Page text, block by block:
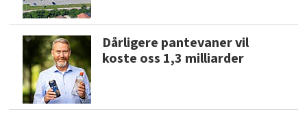
Dårligere pantevaner vil
koste oss 1,3 milliarder